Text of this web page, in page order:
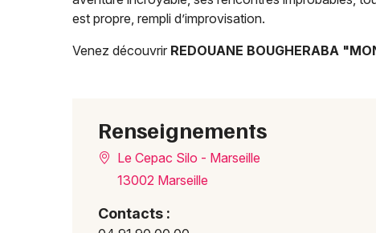
est propre, rempli d’improvisation.
Venez découvrir REDOUANE BOUGHERABA
Renseignements
Le Cepac Silo - Marseille
13002 Marseille
Contacts :